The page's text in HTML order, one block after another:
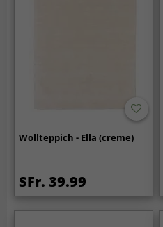
Wollteppich - Ella (creme)
SFr. 39.99